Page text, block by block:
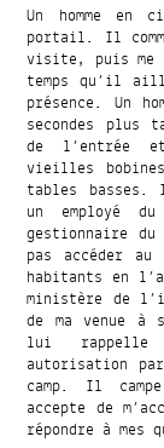
Un homme
portail. Il
visite, puis me
temps qu’il
présence. Un
secondes plus
de l’entrée
vieilles
tables basses.
un employé
gestionnaire
pas accéder
habitants en
ministère de
de ma venue
lui rappelle
autorisation
camp. Il
accepte de
répondre à mes